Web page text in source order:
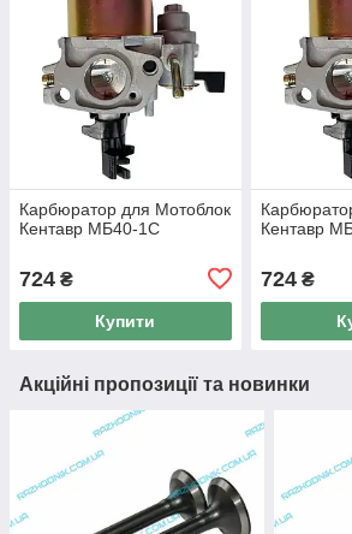
Карбюратор для Мотоблок
Кентавр МБ40-1С
724 ₴
Купити
Кентавр
724₴
Акційні пропозиції та новинки